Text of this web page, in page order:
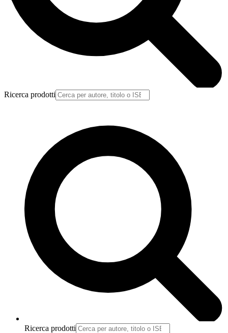
Ricerca prodotti
Ricerca prodotti